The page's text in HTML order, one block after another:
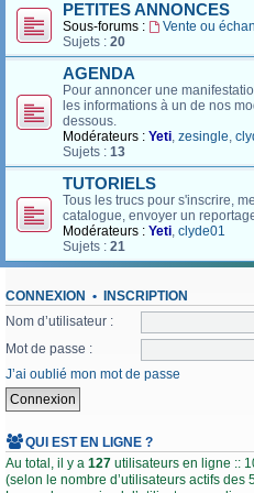
PETITES ANNONCES
Sous-forums : Vente ou
Sujets : 20
AGENDA
Pour annoncer une
les informations à un de nos
dessous.
Modérateurs : Yeti, zesingle,
Sujets : 13
TUTORIELS
Tous les trucs pour s'inscrire,
catalogue, envoyer un
Modérateurs : Yeti, clyde01
Sujets : 21
CONNEXION • INSCRIPTION
Nom d’utilisateur :
Mot de passe :
J’ai oublié mon mot de passe
QUI EST EN LIGNE ?
Au total, il y a 127 utilisateurs en ligne ::
(selon le nombre d’utilisateurs actifs des